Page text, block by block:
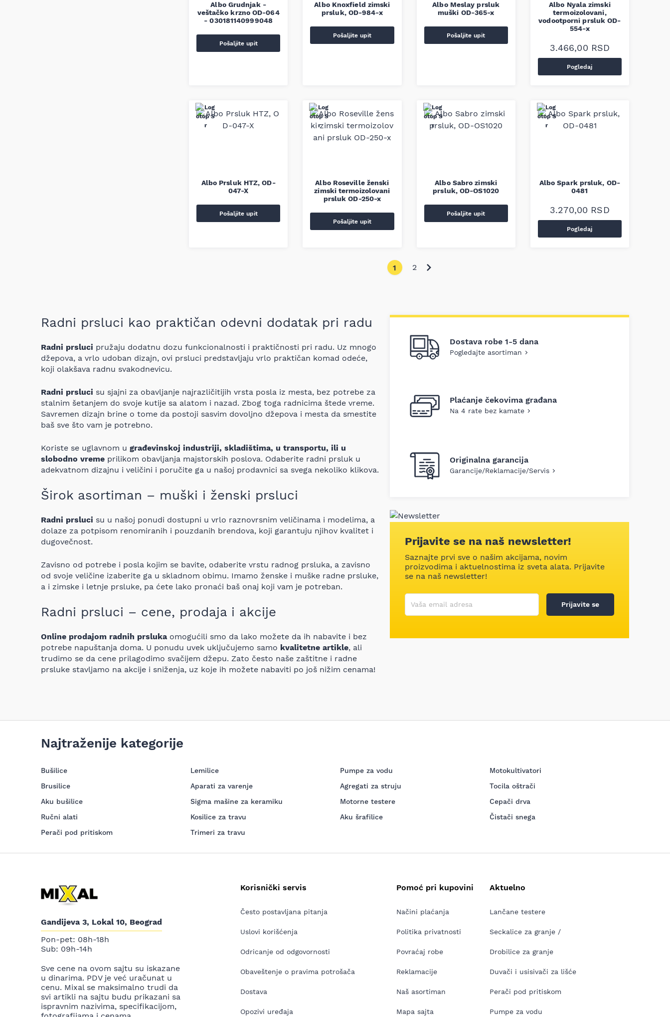
Albo Grudnjak -
veštačko krzno OD-064
- 030181140999048
Pošaljite upit
Albo Knoxfield zimski
prsluk, OD-984-x
Pošaljite upit
Albo Meslay prsluk
muški OD-365-x
Pošaljite upit
Albo Nyala zimski
termoizolovani,
vodootporni prsluk OD-
554-x
3.466,00 RSD
Pogledaj
Albo Prsluk HTZ, OD-
047-X
Pošaljite upit
Albo Roseville ženski
zimski termoizolovani
prsluk OD-250-x
Pošaljite upit
Albo Sabro zimski
prsluk, OD-OS1020
Pošaljite upit
Albo Spark prsluk, OD-
0481
3.270,00 RSD
Pogledaj
1 2
Radni prsluci kao praktičan odevni dodatak pri radu
Radni prsluci pružaju dodatnu dozu funkcionalnosti i praktičnosti pri radu. Uz mnogo
džepova, a vrlo udoban dizajn, ovi prsluci predstavljaju vrlo praktičan komad odeće,
koji olakšava radnu svakodnevicu.
Radni prsluci su sjajni za obavljanje najrazličitijih vrsta posla iz mesta, bez potrebe za
stalnim šetanjem do svoje kutije sa alatom i nazad. Zbog toga radnicima štede vreme.
Savremen dizajn brine o tome da postoji sasvim dovoljno džepova i mesta da smestite
baš sve što vam je potrebno.
Koriste se uglavnom u građevinskoj industriji, skladištima, u transportu, ili u
slobodno vreme prilikom obavljanja majstorskih poslova. Odaberite radni prsluk u
adekvatnom dizajnu i veličini i poručite ga u našoj prodavnici sa svega nekoliko klikova.
Širok asortiman – muški i ženski prsluci
Radni prsluci su u našoj ponudi dostupni u vrlo raznovrsnim veličinama i modelima, a
dolaze za potpisom renomiranih i pouzdanih brendova, koji garantuju njihov kvalitet i
dugovečnost.
Zavisno od potrebe i posla kojim se bavite, odaberite vrstu radnog prsluka, a zavisno
od svoje veličine izaberite ga u skladnom obimu. Imamo ženske i muške radne prsluke,
a i zimske i letnje prsluke, pa ćete lako pronaći baš onaj koji vam je potreban.
Radni prsluci – cene, prodaja i akcije
Online prodajom radnih prslukaomogućili smo da lako možete da ih nabavite i bez
potrebe napuštanja doma. U ponudu uvek uključujemo samo kvalitetne artikle, ali
trudimo se da cene prilagodimo svačijem džepu. Zato često naše zaštitne i radne
prsluke stavljamo na akcije i sniženja, uz koje ih možete nabaviti po još nižim cenama!
Dostava robe 1-5 dana
Pogledajte asortiman
Plaćanje čekovima građana
Na 4 rate bez kamate
Originalna garancija
Garancije/Reklamacije/Servis
Prijavite se na naš newsletter!
Saznajte prvi sve o našim akcijama, novim
proizvodima i aktuelnostima iz sveta alata. Prijavite
se na naš newsletter!
Korisničko ime
Vaša email adresa
Prijavite se
Najtraženije kategorije
Bušilice
Brusilice
Aku bušilice
Ručni alati
Perači pod pritiskom
Lemilice
Aparati za varenje
Sigma mašine za keramiku
Kosilice za travu
Trimeri za travu
Pumpe za vodu
Agregati za struju
Motorne testere
Aku šrafilice
Motokultivatori
Tocila oštrači
Cepači drva
Čistači snega
Gandijeva 3, Lokal 10, Beograd
Pon-pet: 08h-18h
Sub: 09h-14h
Sve cene na ovom sajtu su iskazane
u dinarima. PDV je već uračunat u
cenu. Mixal se maksimalno trudi da
svi artikli na sajtu budu prikazani sa
ispravnim nazivima, specifikacijom,
Korisnički servis
Često postavljana pitanja
Uslovi korišćenja
Odricanje od odgovornosti
Obaveštenje o pravima potrošača
Dostava
Opozivi uređaja
Pomoć pri kupovini
Načini plaćanja
Politika privatnosti
Povraćaj robe
Reklamacije
Naš asortiman
Mapa sajta
Aktuelno
Lančane testere
Seckalice za granje /
Drobilice za granje
Duvači i usisivači za lišće
Perači pod pritiskom
Pumpe za vodu